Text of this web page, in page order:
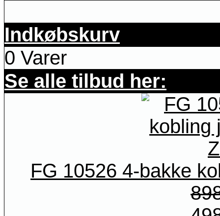
Indkøbskurv
0 Varer
Se alle tilbud her:
FG 10526 4-bakke